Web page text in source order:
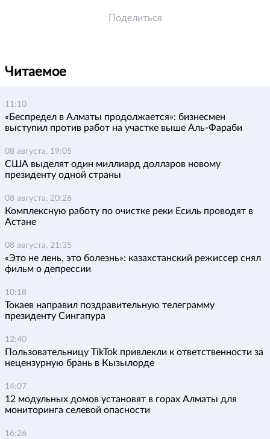
Поделиться
Читаемое
11:10
«Беспредел в Алматы продолжается»: бизнесмен
выступил против работ на участке выше Аль-Фараби
08 августа, 19:05
США выделят один миллиард долларов новому
президенту одной страны
08 августа, 20:26
Комплексную работу по очистке реки Есиль проводят в
Астане
08 августа, 21:35
«Это не лень, это болезнь»: казахстанский режиссер снял
фильм о депрессии
10:18
Токаев направил поздравительную телеграмму
президенту Сингапура
12:40
Пользовательницу TikTok привлекли к ответственности за
нецензурную брань в Кызылорде
14:07
12 модульных домов установят в горах Алматы для
мониторинга селевой опасности
16:26